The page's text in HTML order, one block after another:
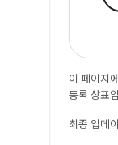
이 페이지
등록 상표
최종 업데